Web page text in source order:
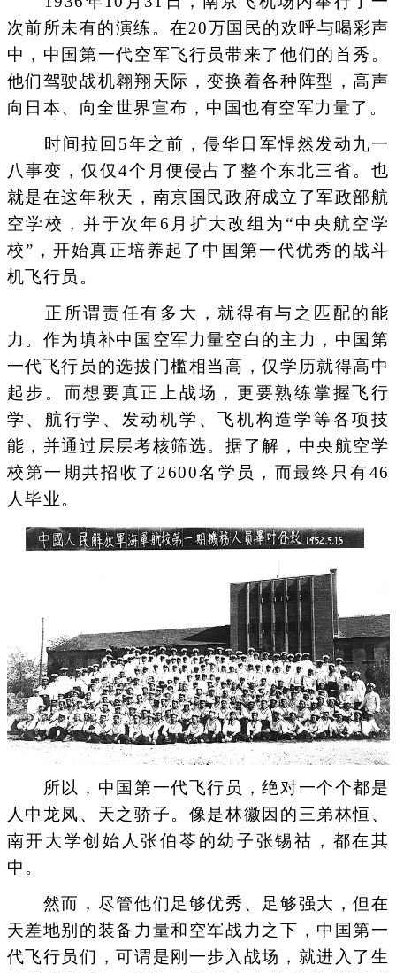
次前所未有的演练。在20万国民的欢呼与喝彩声
中，中国第一代空军飞行员带来了他们的首秀。
他们驾驶战机翱翔天际，变换着各种阵型，高声
向日本、向全世界宣布，中国也有空军力量了。
时间拉回5年之前，侵华日军悍然发动九一
八事变，仅仅4个月便侵占了整个东北三省。也
就是在这年秋天，南京国民政府成立了军政部航
空学校，并于次年6月扩大改组为“中央航空学
校”，开始真正培养起了中国第一代优秀的战斗
机飞行员。
正所谓责任有多大，就得有与之匹配的能
力。作为填补中国空军力量空白的主力，中国第
一代飞行员的选拔门槛相当高，仅学历就得高中
起步。而想要真正上战场，更要熟练掌握飞行
学、航行学、发动机学、飞机构造学等各项技
能，并通过层层考核筛选。据了解，中央航空学
校第一期共招收了2600名学员，而最终只有46
人毕业。
所以，中国第一代飞行员，绝对一个个都是
人中龙凤、天之骄子。像是林徽因的三弟林恒、
南开大学创始人张伯苓的幼子张锡祜，都在其
中。
然而，尽管他们足够优秀、足够强大，但在
天差地别的装备力量和空军战力之下，中国第一
代飞行员们，可谓是刚一步入战场，就进入了生